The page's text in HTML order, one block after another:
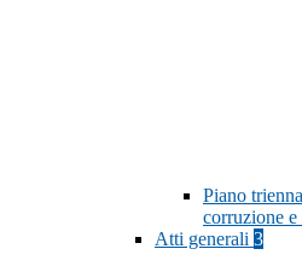
Piano
corruzione
Atti generali 3